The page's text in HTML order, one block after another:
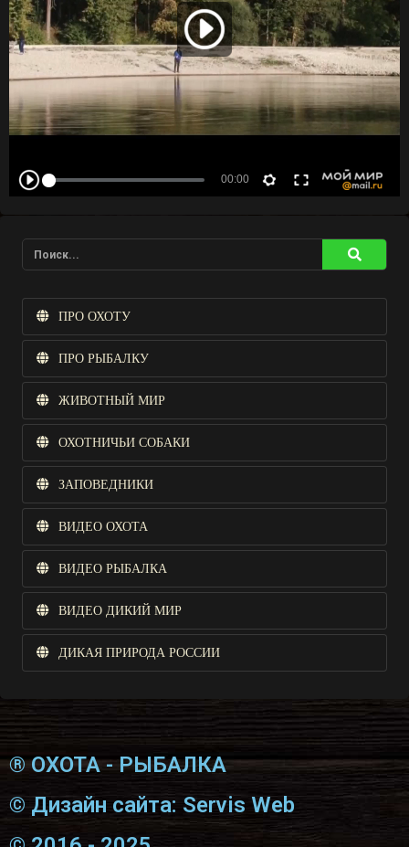
ПРО ОХОТУ
ПРО РЫБАЛКУ
ЖИВОТНЫЙ МИР
ОХОТНИЧЬИ СОБАКИ
ЗАПОВЕДНИКИ
ВИДЕО ОХОТА
ВИДЕО РЫБАЛКА
ВИДЕО ДИКИЙ МИР
ДИКАЯ ПРИРОДА РОССИИ
® ОХОТА - РЫБАЛКА
© Дизайн сайта: Servis Web